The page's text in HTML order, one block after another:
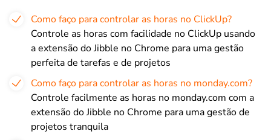
Como faço para controlar as horas no ClickUp?
Controle as horas com facilidade no ClickUp usando
a extensão do Jibble no Chrome para uma gestão
perfeita de tarefas e de projetos
Como faço para controlar as horas no monday.com?
Controle facilmente as horas no monday.com com a
extensão do Jibble no Chrome para uma gestão de
projetos tranquila